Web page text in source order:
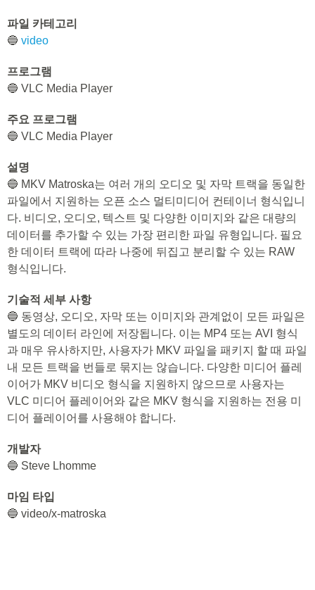
파일 카테고리
🔵 video
프로그램
🔵 VLC Media Player
주요 프로그램
🔵 VLC Media Player
설명
🔵 MKV Matroska는 여러 개의 오디오 및 자막 트랙을 동일한
파일에서 지원하는 오픈 소스 멀티미디어 컨테이너 형식입니
다. 비디오, 오디오, 텍스트 및 다양한 이미지와 같은 대량의
데이터를 추가할 수 있는 가장 편리한 파일 유형입니다. 필요
한 데이터 트랙에 따라 나중에 뒤집고 분리할 수 있는 RAW
형식입니다.
기술적 세부 사항
🔵 동영상, 오디오, 자막 또는 이미지와 관계없이 모든 파일은
별도의 데이터 라인에 저장됩니다. 이는 MP4 또는 AVI 형식
과 매우 유사하지만, 사용자가 MKV 파일을 패키지 할 때 파일
내 모든 트랙을 번들로 묶지는 않습니다. 다양한 미디어 플레
이어가 MKV 비디오 형식을 지원하지 않으므로 사용자는
VLC 미디어 플레이어와 같은 MKV 형식을 지원하는 전용 미
디어 플레이어를 사용해야 합니다.
개발자
🔵 Steve Lhomme
마임 타입
🔵 video/x-matroska